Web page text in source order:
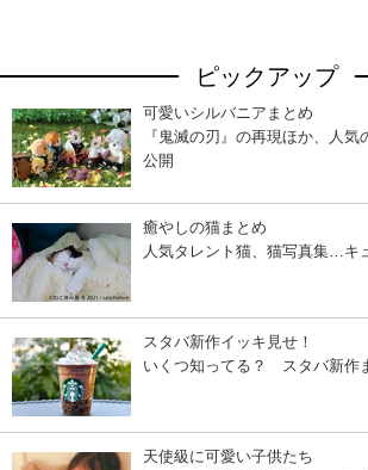
ピックアップ
可愛いシルバニアまとめ
『鬼滅の刃』の再現ほか、人
公開
癒やしの猫まとめ
人気タレント猫、猫写真集…キ
スタバ新作イッキ見せ！
いくつ知ってる？ スタバ新作
天使級に可愛い子供たち